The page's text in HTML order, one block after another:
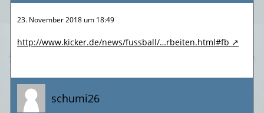
23. November 2018 um 18:49
http://www.kicker.de/news/fussball/…rbeiten.html#fb
schumi26